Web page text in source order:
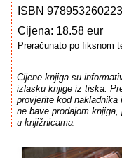
ISBN
Cijena: 18.58 eur
Preračunato po fiksnom
Cijene knjiga su
izlasku knjige iz tiska.
provjerite kod
ne bave prodajom
u knjižnicama.